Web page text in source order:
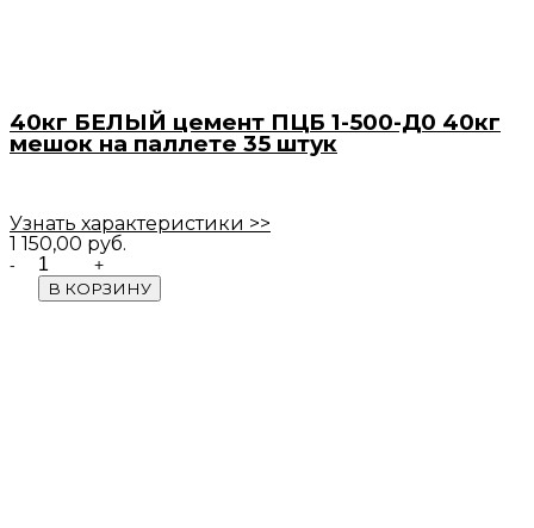
40кг БЕЛЫЙ цемент ПЦБ 1-500-Д0 40кг
мешок на паллете 35 штук
Узнать характеристики >>
1 150,00 руб.
Quantity
В КОРЗИНУ